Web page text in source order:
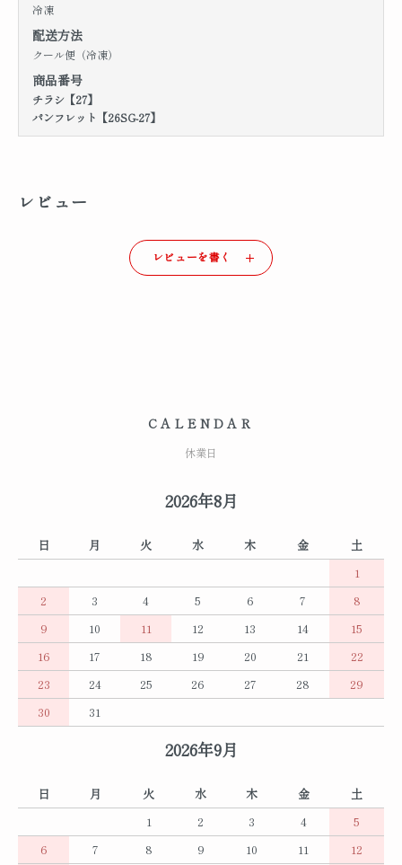
冷凍
配送方法
クール便（冷凍）
商品番号
チラシ【27】
パンフレット【26SG-27】
レビュー
レビューを書く
CALENDAR
休業日
2026年8月
日 月 火 水 木 金
土
1
2
3 4 5 6 7
8
9
10 11 12 13 14
15
16
17 18 19 20 21
22
23
24 25 26 27 28
29
30
31
2026年9月
日 月 火 水 木 金
土
1
2 3 4
5
6
7 8 9 10 11
12